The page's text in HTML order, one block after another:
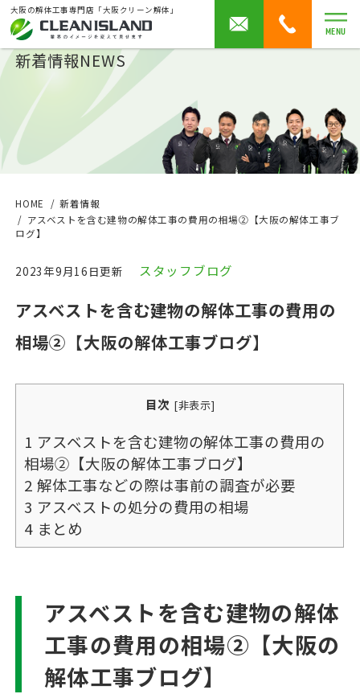
大阪の解体工事専門店「大阪クリーン解体」
MENU
新着情報NEWS
HOME
新着情報
アスベストを含む建物の解体工事の費用の相場②【大阪の解体工事ブ
ログ】
2023年9月16日更新 スタッフブログ
アスベストを含む建物の解体工事の費用の
相場②【大阪の解体工事ブログ】
目次 [非表示]
1 アスベストを含む建物の解体工事の費用の
相場②【大阪の解体工事ブログ】
2 解体工事などの際は事前の調査が必要
3 アスベストの処分の費用の相場
4 まとめ
アスベストを含む建物の解体
工事の費用の相場②【大阪の
解体工事ブログ】